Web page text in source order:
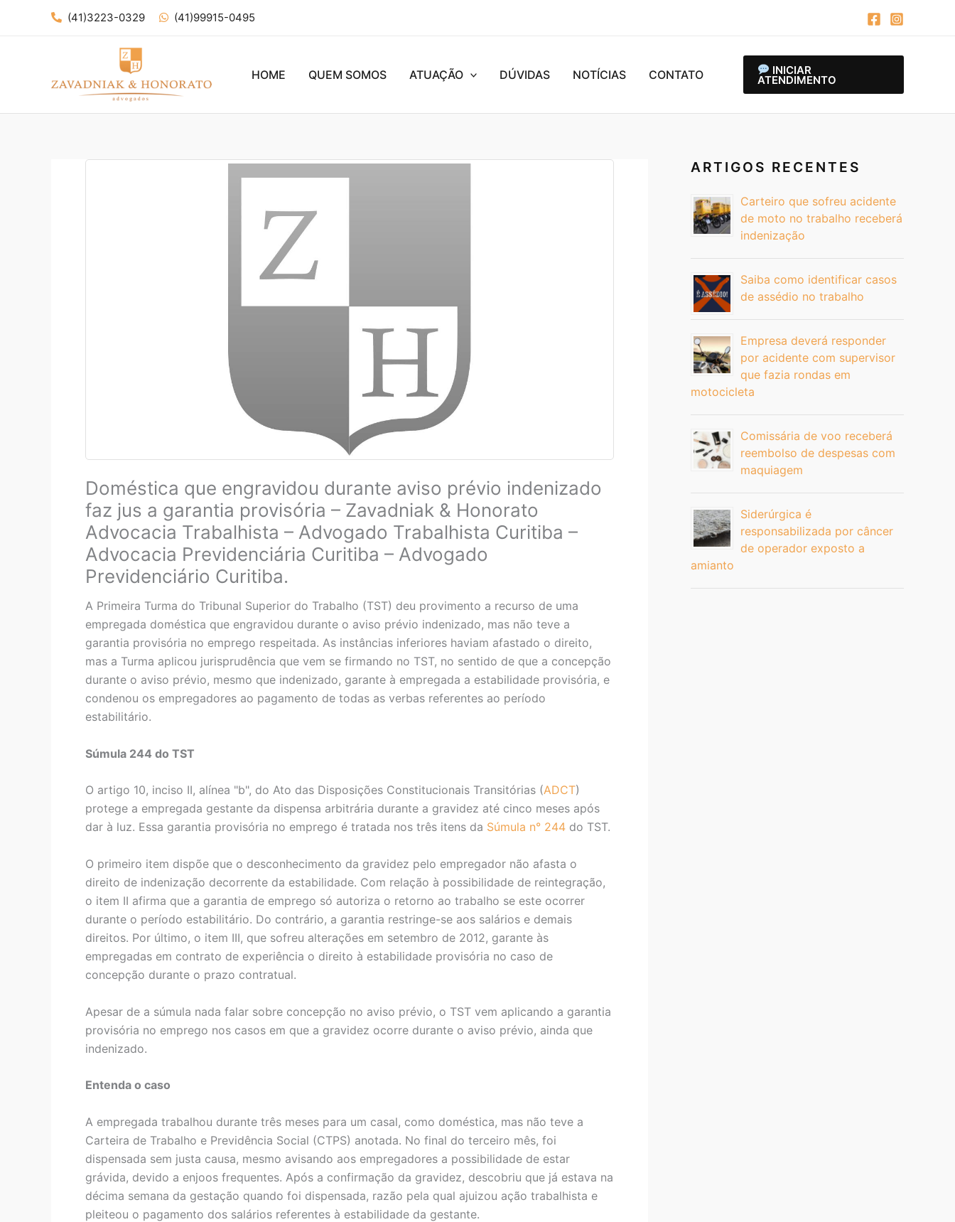
(41)3223-0329 (41)99915-0495
HOME QUEM SOMOS ATUAÇÃO DÚVIDAS NOTÍCIAS CONTATO INICIAR
ATENDIMENTO
Doméstica que engravidou durante aviso prévio indenizado
faz jus a garantia provisória – Zavadniak & Honorato
Advocacia Trabalhista – Advogado Trabalhista Curitiba –
Advocacia Previdenciária Curitiba – Advogado
Previdenciário Curitiba.
A Primeira Turma do Tribunal Superior do Trabalho (TST) deu provimento a recurso de uma
empregada doméstica que engravidou durante o aviso prévio indenizado, mas não teve a
garantia provisória no emprego respeitada. As instâncias inferiores haviam afastado o direito,
mas a Turma aplicou jurisprudência que vem se firmando no TST, no sentido de que a concepção
durante o aviso prévio, mesmo que indenizado, garante à empregada a estabilidade provisória, e
condenou os empregadores ao pagamento de todas as verbas referentes ao período
estabilitário.
Súmula 244 do TST
O artigo 10, inciso II, alínea "b", do Ato das Disposições Constitucionais Transitórias (ADCT)
protege a empregada gestante da dispensa arbitrária durante a gravidez até cinco meses após
dar à luz. Essa garantia provisória no emprego é tratada nos três itens da Súmula n° 244 do TST.
O primeiro item dispõe que o desconhecimento da gravidez pelo empregador não afasta o
direito de indenização decorrente da estabilidade. Com relação à possibilidade de reintegração,
o item II afirma que a garantia de emprego só autoriza o retorno ao trabalho se este ocorrer
durante o período estabilitário. Do contrário, a garantia restringe-se aos salários e demais
direitos. Por último, o item III, que sofreu alterações em setembro de 2012, garante às
empregadas em contrato de experiência o direito à estabilidade provisória no caso de
concepção durante o prazo contratual.
Apesar de a súmula nada falar sobre concepção no aviso prévio, o TST vem aplicando a garantia
provisória no emprego nos casos em que a gravidez ocorre durante o aviso prévio, ainda que
indenizado.
Entenda o caso
A empregada trabalhou durante três meses para um casal, como doméstica, mas não teve a
Carteira de Trabalho e Previdência Social (CTPS) anotada. No final do terceiro mês, foi
dispensada sem justa causa, mesmo avisando aos empregadores a possibilidade de estar
grávida, devido a enjoos frequentes. Após a confirmação da gravidez, descobriu que já estava na
décima semana da gestação quando foi dispensada, razão pela qual ajuizou ação trabalhista e
pleiteou o pagamento dos salários referentes à estabilidade da gestante.
ARTIGOS RECENTES
Carteiro que sofreu acidente
de moto no trabalho receberá
indenização
Saiba como identificar casos
de assédio no trabalho
Empresa deverá responder
por acidente com supervisor
que fazia rondas em
motocicleta
Comissária de voo receberá
reembolso de despesas com
maquiagem
Siderúrgica é
responsabilizada por câncer
de operador exposto a
amianto